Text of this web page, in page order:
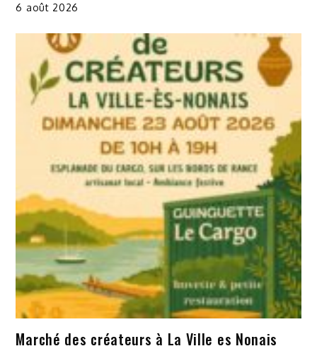
6 août 2026
Marché des créateurs à La Ville es Nonais